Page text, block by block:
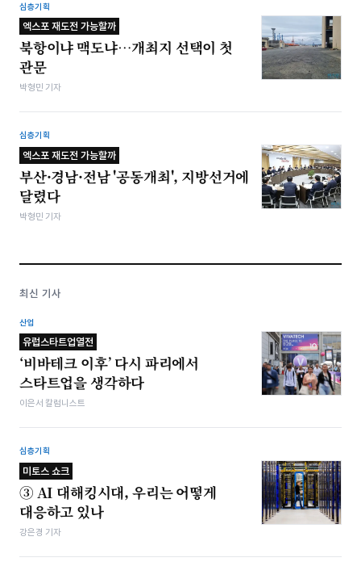
심층기획
엑스포 재도전 가능할까
북항이냐 맥도냐…개최지 선택이 첫
관문
박형민 기자
심층기획
엑스포 재도전 가능할까
부산·경남·전남 '공동개최', 지방선거에
달렸다
박형민 기자
최신 기사
산업
유럽스타트업열전
‘비바테크 이후’ 다시 파리에서
스타트업을 생각하다
이은서 칼럼니스트
심층기획
미토스 쇼크
③ AI 대해킹시대, 우리는 어떻게
대응하고 있나
강은경 기자